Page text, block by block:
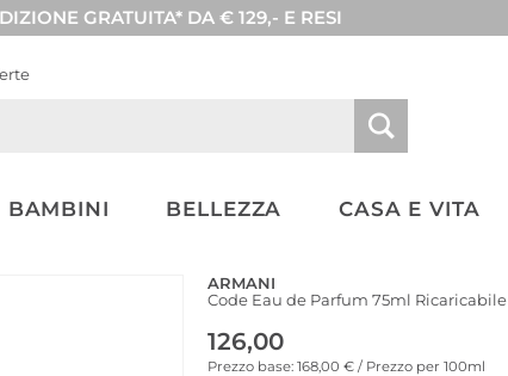
GRATUITA* DA € 129,- E RESI
BAMBINI BELLEZZA CASA E VITA
ARMANI
Code Eau de Parfum 75ml Ricaricabile
126,00
Prezzo base: 168,00 € / Prezzo per 100ml